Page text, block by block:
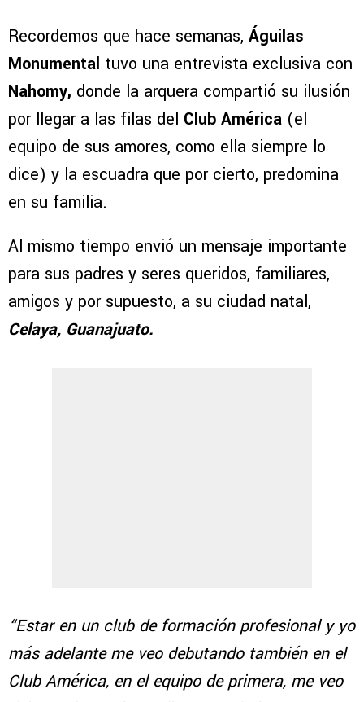
Recordemos que hace semanas, Águilas
Monumental tuvo una entrevista exclusiva con
Nahomy, donde la arquera compartió su ilusión
por llegar a las filas del Club América (el
equipo de sus amores, como ella siempre lo
dice) y la escuadra que por cierto, predomina
en su familia.
Al mismo tiempo envió un mensaje importante
para sus padres y seres queridos, familiares,
amigos y por supuesto, a su ciudad natal,
Celaya, Guanajuato.
“Estar en un club de formación profesional y yo
más adelante me veo debutando también en el
Club América, en el equipo de primera, me veo